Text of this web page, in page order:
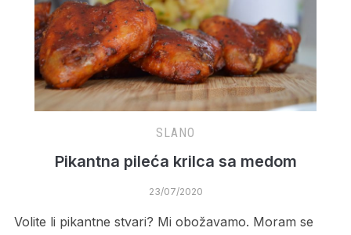
SLANO
Pikantna pileća krilca sa medom
23/07/2020
Volite li pikantne stvari? Mi obožavamo. Moram se